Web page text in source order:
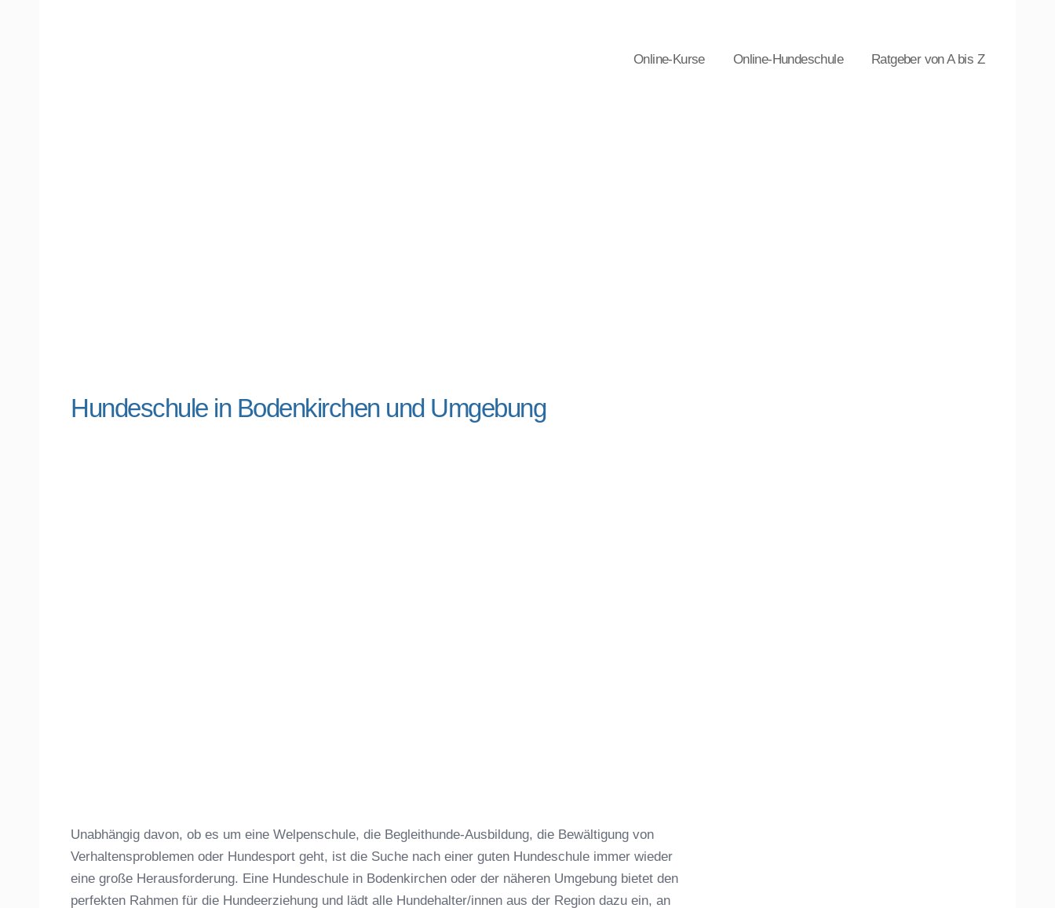
Online-Kurse Online-Hundeschule Ratgeber von A bis Z
Hundeschule in Bodenkirchen und Umgebung
Unabhängig davon, ob es um eine Welpenschule, die Begleithunde-Ausbildung, die Bewältigung von
Verhaltensproblemen oder Hundesport geht, ist die Suche nach einer guten Hundeschule immer wieder
eine große Herausforderung. Eine Hundeschule in Bodenkirchen oder der näheren Umgebung bietet den
perfekten Rahmen für die Hundeerziehung und lädt alle Hundehalter/innen aus der Region dazu ein, an